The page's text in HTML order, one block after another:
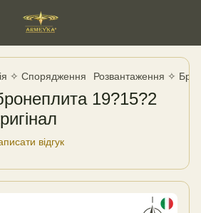
✧ Спорядження Розвантаження ✧
19?15?2
відгук